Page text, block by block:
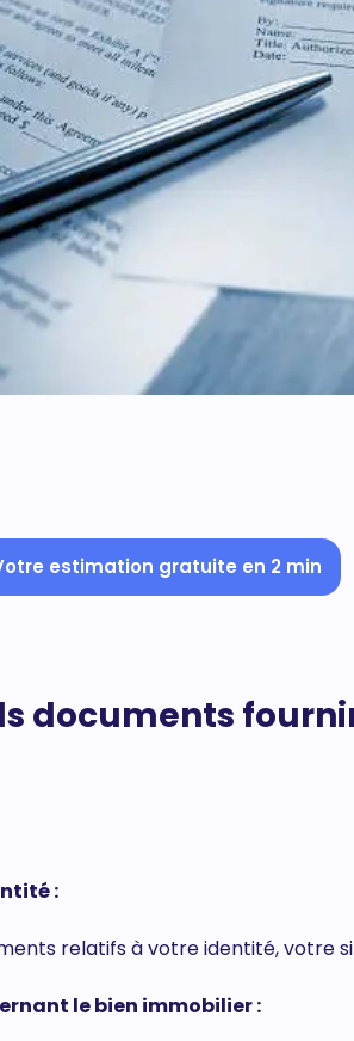
estimation gratuite en 2 min
documents
:
relatifs à votre identité, votre
le bien immobilier :